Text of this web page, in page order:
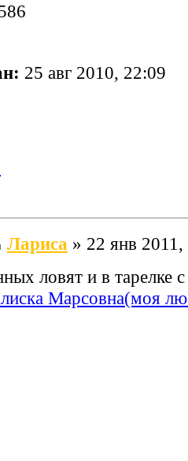
25 авг 2010, 22:09
Лариса » 22 янв
ловят и в тарелке
Марсовна(моя